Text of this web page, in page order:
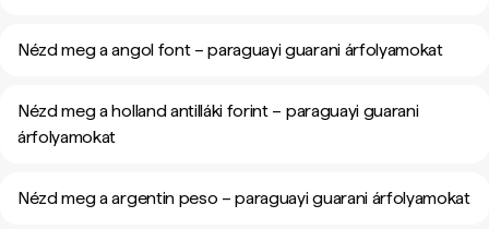
Nézd meg a angol font – paraguayi guarani árfolyamokat
Nézd meg a holland antilláki forint – paraguayi guarani
árfolyamokat
Nézd meg a argentin peso – paraguayi guarani árfolyamokat